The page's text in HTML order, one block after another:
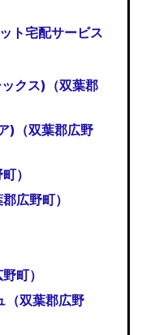
ト宅配サービス
クス)（双葉郡
)（双葉郡広野
）
広野町）
町）
（双葉郡広野